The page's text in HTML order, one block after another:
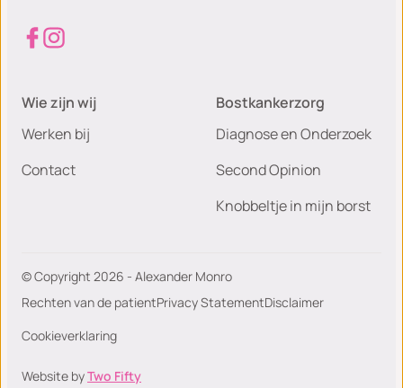
Wie zijn wij
Werken bij
Contact
Bostkankerzorg
Diagnose en Onderzoek
Second Opinion
Knobbeltje in mijn borst
© Copyright 2026 - Alexander Monro
Rechten van de patientPrivacy StatementDisclaimer
Cookieverklaring
Website byTwo Fifty